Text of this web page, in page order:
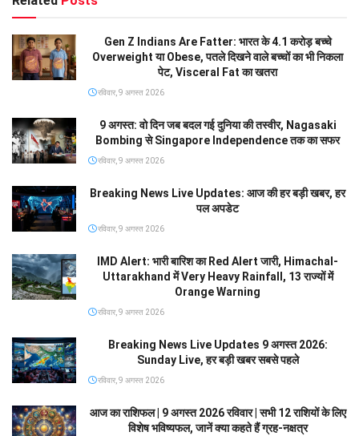
Gen Z Indians Are Fatter: भारत के 4.1 करोड़ बच्चे
Overweight या Obese, पतले दिखने वाले बच्चों का भी निकला
पेट, Visceral Fat का खतरा
रविवार, 9 अगस्त 2026
9 अगस्त: वो दिन जब बदल गई दुनिया की तस्वीर, Nagasaki
Bombing से Singapore Independence तक का सफर
रविवार, 9 अगस्त 2026
Breaking News Live Updates: आज की हर बड़ी खबर, हर
पल अपडेट
रविवार, 9 अगस्त 2026
IMD Alert: भारी बारिश का Red Alert जारी, Himachal-
Uttarakhand में Very Heavy Rainfall, 13 राज्यों में
Orange Warning
रविवार, 9 अगस्त 2026
Breaking News Live Updates 9 अगस्त 2026:
Sunday Live, हर बड़ी खबर सबसे पहले
रविवार, 9 अगस्त 2026
आज का राशिफल | 9 अगस्त 2026 रविवार | सभी 12 राशियों के लिए
विशेष भविष्यफल, जानें क्या कहते हैं ग्रह-नक्षत्र